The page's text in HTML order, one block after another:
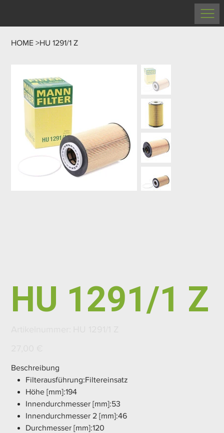
HOME >HU 1291/1 Z
HU 1291/1 Z
Beschreibung
Filterausführung:Filtereinsatz
Höhe [mm]:194
Innendurchmesser [mm]:53
Innendurchmesser 2 [mm]:46
Durchmesser [mm]:120